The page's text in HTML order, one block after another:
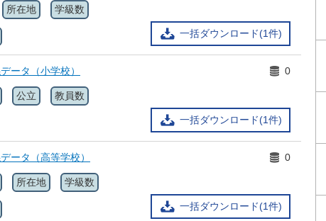
一括ダウンロード(1件)
所在地 学級数
ータ（小学校）
一括ダウンロード(1件)
0
公立 教員数
ータ（高等学校）
一括ダウンロード(1件)
0
所在地 学級数